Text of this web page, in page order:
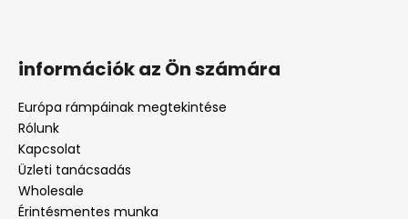
információk az Ön számára
Európa rámpáinak megtekintése
Rólunk
Kapcsolat
Üzleti tanácsadás
Wholesale
Érintésmentes munka